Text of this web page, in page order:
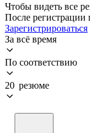
Чтобы видеть все
После
Зарегистрироваться
За всё время
По соответствию
20 резюме